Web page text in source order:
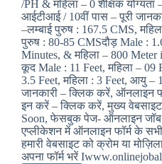
इंस्पेक्टर
SI
फाइनल
रिजल्ट
/PH & महिला – 0 शैक्षिक योग्यता
आईटीआई / 10वीं पास – पूरी
–लम्बाई पुरुष : 167.5 CMS,
पुरुष : 80-85 CMSदौड़ Male :
Minutes, & महिला – 800 Meter
कूद Male : 11 Feet, महिला –
3.5 Feet, महिला : 3 Feet, आयु –
जानकारी – क्लिक करें, ऑनलाइन
इन करें – क्लिक करें, मुख्य
Soon, फेसबुक पेज- ऑनलाइन जॉब
एप्लीकेशन में ऑनलाइन फॉर्म के
हमारी वेबसाइट को क्रोम या
अपना फॉर्म भरें